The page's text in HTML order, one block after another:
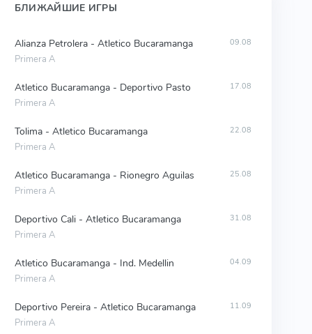
БЛИЖАЙШИЕ ИГРЫ
Alianza Petrolera - Atletico Bucaramanga
Primera A
09.08
Atletico Bucaramanga - Deportivo Pasto
Primera A
17.08
Tolima - Atletico Bucaramanga
Primera A
22.08
Atletico Bucaramanga - Rionegro Aguilas
Primera A
25.08
Deportivo Cali - Atletico Bucaramanga
Primera A
31.08
Atletico Bucaramanga - Ind. Medellin
Primera A
04.09
Deportivo Pereira - Atletico Bucaramanga
Primera A
11.09